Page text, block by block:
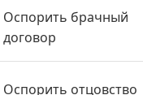
Оспорить брачный
договор
Оспорить отцовство